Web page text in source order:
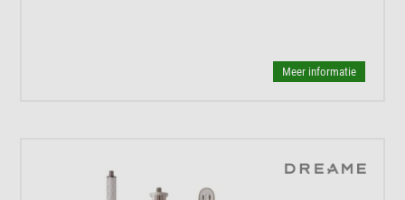
Meer informatie